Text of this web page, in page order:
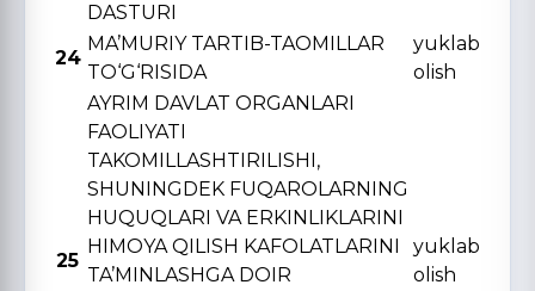
DASTURI
24
MA’MURIY TARTIB-TAOMILLAR
TO‘G‘RISIDA
yuklab
olish
25
AYRIM DAVLAT ORGANLARI
FAOLIYATI
TAKOMILLASHTIRILISHI,
SHUNINGDЕK FUQAROLARNING
HUQUQLARI VA ERKINLIKLARINI
HIMOYA QILISH KAFOLATLARINI
TA’MINLASHGA DOIR
yuklab
olish